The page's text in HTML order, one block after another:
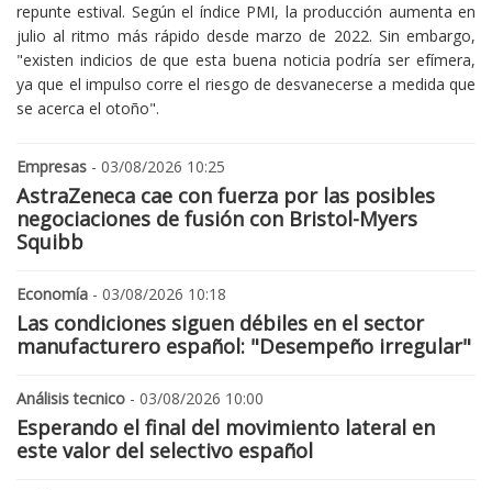
repunte estival. Según el índice PMI, la producción aumenta en
julio al ritmo más rápido desde marzo de 2022. Sin embargo,
"existen indicios de que esta buena noticia podría ser efímera,
ya que el impulso corre el riesgo de desvanecerse a medida que
se acerca el otoño".
Empresas - 03/08/2026 10:25
AstraZeneca cae con fuerza por las posibles
negociaciones de fusión con Bristol-Myers
Squibb
Economía - 03/08/2026 10:18
Las condiciones siguen débiles en el sector
manufacturero español: "Desempeño irregular"
Análisis tecnico - 03/08/2026 10:00
Esperando el final del movimiento lateral en
este valor del selectivo español